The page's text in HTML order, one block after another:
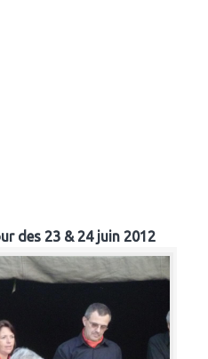
des 23 & 24 juin 2012